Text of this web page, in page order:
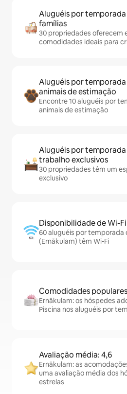
Aluguéis por temporada
famílias
30 propriedades oferecem
comodidades ideais para
Aluguéis por
animais de estimação
Encontre 10 aluguéis por
animais de estimação
Aluguéis por
trabalho exclusivos
30 propriedades têm um
exclusivo
Disponibilidade de Wi-Fi
60 aluguéis por temporada
(Ernākulam) têm Wi-Fi
Comodidades
Ernākulam: os hóspedes
Piscina nos aluguéis por
Avaliação média: 4,6
Ernākulam: as
uma avaliação média dos
estrelas